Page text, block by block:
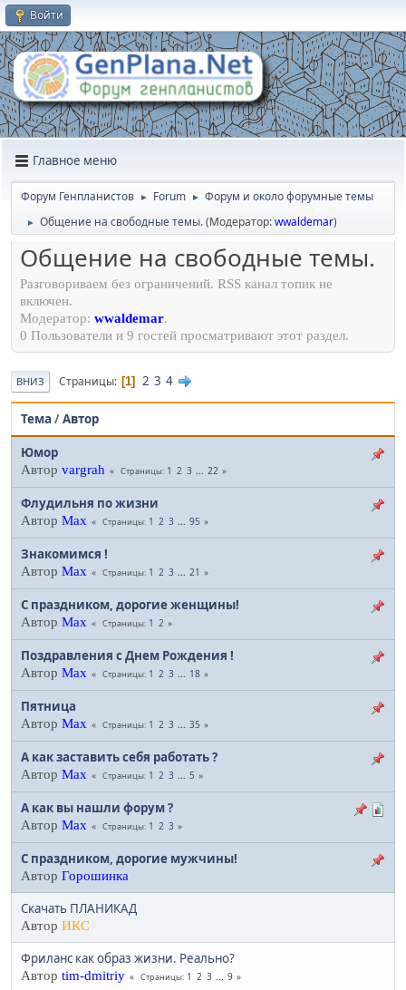
Войти
Главное меню
Форум Генпланистов ► Forum ► Форум и около форумные темы
► Общение на свободные темы.(Модератор:wwaldemar)
Общение на свободные темы.
Разговориваем без ограничений. RSS канал топик не
включен.
Модератор: wwaldemar.
0 Пользователи и 9 гостей просматривают этот раздел.
ВНИЗ Страницы 1 2 3 4
Тема /Автор
Юмор
Автор vargrah Страницы 1 2 3 ... 22
Флудильня по жизни
Автор Max Страницы 1 2 3 ... 95
Знакомимся !
Автор Max Страницы 1 2 3 ... 21
С праздником, дорогие женщины!
Автор Max Страницы 1 2
Поздравления с Днем Рождения !
Автор Max Страницы 1 2 3 ... 18
Пятница
Автор Max Страницы 1 2 3 ... 35
А как заставить себя работать ?
Автор Max Страницы 1 2 3 ... 5
А как вы нашли форум ?
Автор Max Страницы 1 2 3
С праздником, дорогие мужчины!
Автор Горошинка
Скачать ПЛАНИКАД
Автор ИКС
Фриланс как образ жизни. Реально?
Автор tim-dmitriy Страницы 1 2 3 ... 9